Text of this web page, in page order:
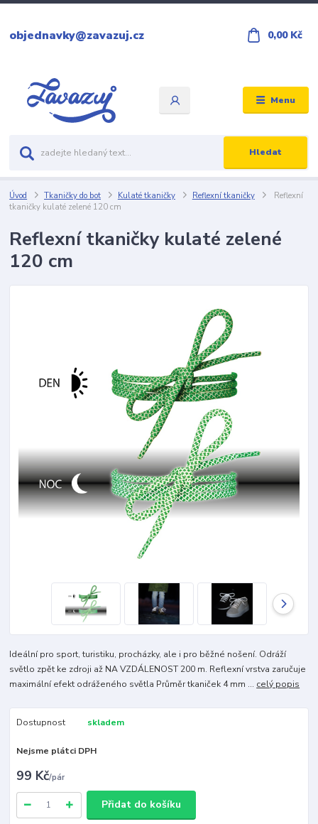
Menu
Hledat
objednavky@zavazuj.cz 0,00 Kč
Úvod Tkaničky do bot Kulaté tkaničky Reflexní tkaničky
Reflexní
tkaničky kulaté zelené 120 cm
Reflexní tkaničky kulaté zelené
120 cm
Ideální pro sport, turistiku, procházky, ale i pro běžné nošení. Odráží
světlo zpět ke zdroji až NA VZDÁLENOST 200 m. Reflexní vrstva zaručuje
maximální efekt odráženého světla Průměr tkaniček 4 mm ... celý popis
Dostupnost skladem
Nejsme plátci DPH
99 Kč/pár
Přidat do košíku